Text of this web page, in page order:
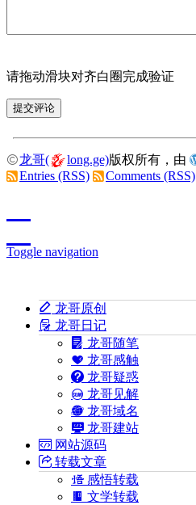
请拖动滑块对齐白圈完成验证
龙哥( long.ge)版权所有，由
Entries (RSS)
Comments (RSS)
Toggle navigation
龙哥原创
龙哥日记
龙哥随笔
龙哥感触
龙哥疑惑
龙哥见解
龙哥域名
龙哥建站
网站源码
转载文章
感悟转载
文学转载